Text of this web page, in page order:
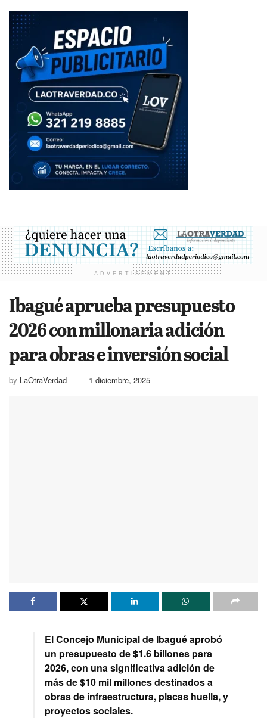
ADVERTISEMENT
Ibagué aprueba presupuesto
2026 con millonaria adición
para obras e inversión social
by LaOtraVerdad 1 diciembre, 2025
El Concejo Municipal de Ibagué aprobó
un presupuesto de $1.6 billones para
2026, con una significativa adición de
más de $10 mil millones destinados a
obras de infraestructura, placas huella, y
proyectos sociales.